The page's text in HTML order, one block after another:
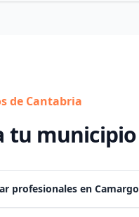
de Cantabria
tu municipio
profesionales en Camargo